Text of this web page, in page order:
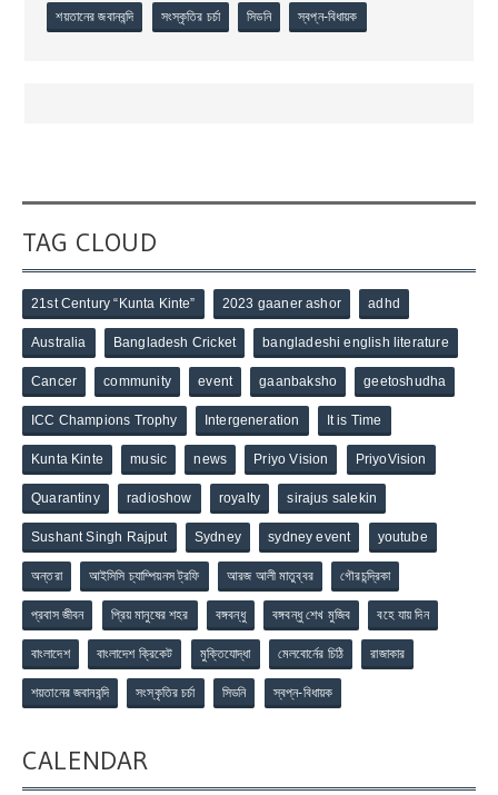
শয়তানের জবানবন্দি সংস্কৃতির চর্চা সিডনি স্বপ্ন-বিধায়ক
TAG CLOUD
21st Century “Kunta Kinte” 2023 gaaner ashor adhd
Australia Bangladesh Cricket bangladeshi english literature
Cancer community event gaanbaksho geetoshudha
ICC Champions Trophy Intergeneration It is Time
Kunta Kinte music news Priyo Vision PriyoVision
Quarantiny radioshow royalty sirajus salekin
Sushant Singh Rajput Sydney sydney event youtube
অন্তরা আইসিসি চ্যাম্পিয়নস ট্রফি আরজ আলী মাতুব্বর গৌরচন্দ্রিকা
প্রবাস জীবন প্রিয় মানুষের শহর বঙ্গবন্ধু বঙ্গবন্ধু শেখ মুজিব বহে যায় দিন
বাংলাদেশ বাংলাদেশ ক্রিকেট মুক্তিযোদ্ধা মেলবোর্নের চিঠি রাজাকার
শয়তানের জবানবন্দি সংস্কৃতির চর্চা সিডনি স্বপ্ন-বিধায়ক
CALENDAR